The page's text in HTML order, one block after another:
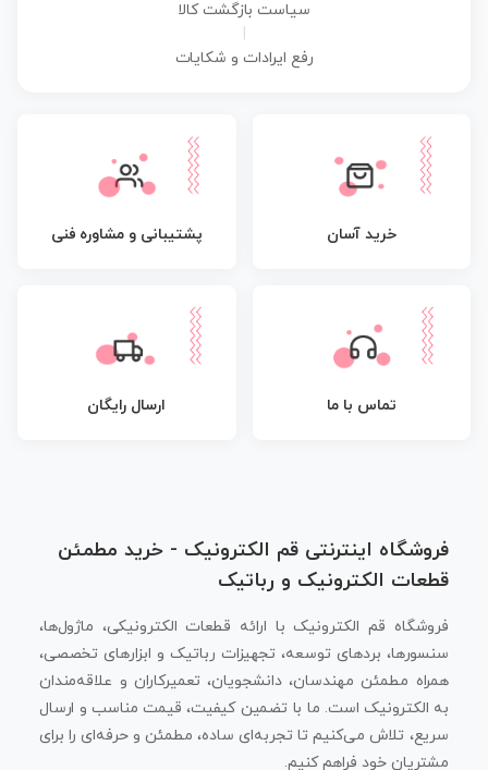
سیاست بازگشت کالا
رفع ایرادات و شکایات
خرید آسان پشتیبانی و مشاوره فنی
تماس با ما ارسال رایگان
فروشگاه اینترنتی قم الکترونیک - خرید مطمئن
قطعات الکترونیک و رباتیک
فروشگاه قم الکترونیک با ارائه قطعات الکترونیکی، ماژول‌ها،
سنسورها، بردهای توسعه، تجهیزات رباتیک و ابزارهای تخصصی،
همراه مطمئن مهندسان، دانشجویان، تعمیرکاران و علاقه‌مندان
به الکترونیک است. ما با تضمین کیفیت، قیمت مناسب و ارسال
سریع، تلاش می‌کنیم تا تجربه‌ای ساده، مطمئن و حرفه‌ای را برای
مشتریان خود فراهم کنیم.